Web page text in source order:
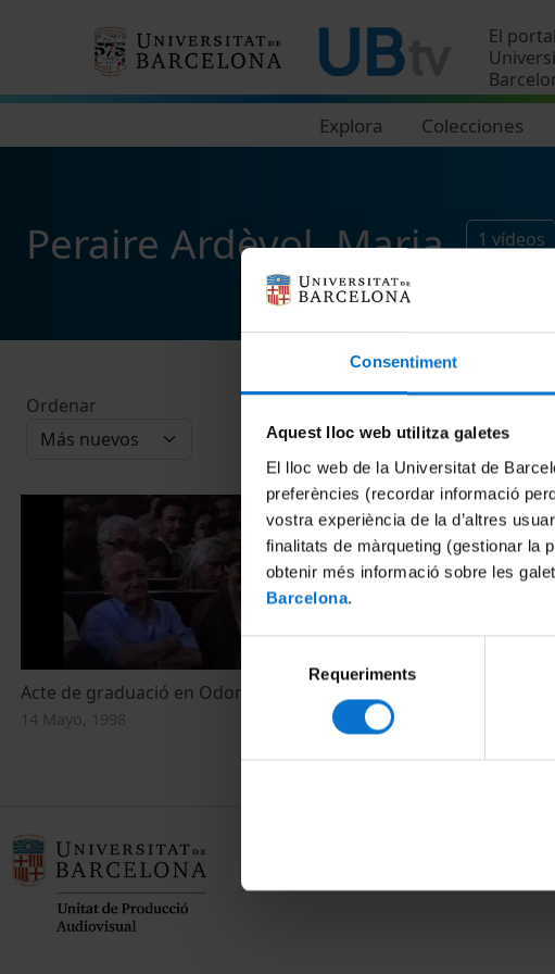
Consentiment
Aquest lloc web utilitza galetes
El lloc web de la Universitat de
preferències (recordar informació
vostra experiència de la d’altres
finalitats de màrqueting (gestionar la
obtenir més informació sobre les
Barcelona.
de
consentiment
Requeriments
El
Explora Colecciones
Peraire Ardèvol, Maria 1 vídeos
Ordenar
Acte de graduació en Odontologia 1998
14 Mayo, 1998